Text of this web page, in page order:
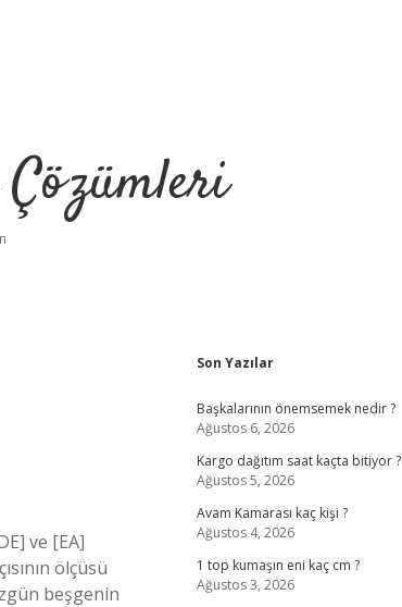
ve [EA]
ölçüsü
beşgenin
Sidebar
Son Yazılar
Başkalarının önemsemek nedir ?
Ağustos 6, 2026
Kargo dağıtım saat kaçta bitiyor ?
Ağustos 5, 2026
Avam Kamarası kaç kişi ?
Ağustos 4, 2026
1 top kumaşın eni kaç cm ?
Ağustos 3, 2026